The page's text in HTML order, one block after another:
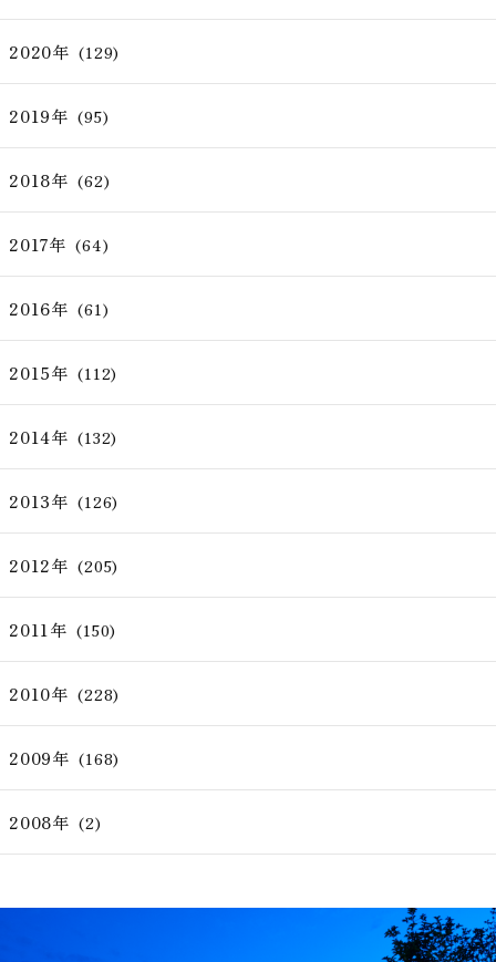
2020年 (129)
2019年 (95)
2018年 (62)
2017年 (64)
2016年 (61)
2015年 (112)
2014年 (132)
2013年 (126)
2012年 (205)
2011年 (150)
2010年 (228)
2009年 (168)
2008年 (2)